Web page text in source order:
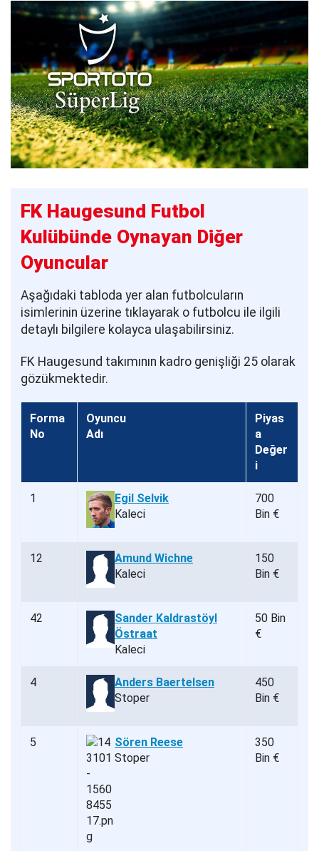
FK Haugesund Futbol
Kulübünde Oynayan Diğer
Oyuncular
Aşağıdaki tabloda yer alan futbolcuların
isimlerinin üzerine tıklayarak o futbolcu ile ilgili
detaylı bilgilere kolayca ulaşabilirsiniz.
FK Haugesund takımının kadro genişliği 25 olarak
gözükmektedir.
Forma
No
Oyuncu
Adı
Piyas
a
Değer
i
1
Egil Selvik
Kaleci
700
Bin €
12
Amund Wichne
Kaleci
150
Bin €
42
Sander Kaldrastöyl
Östraat
Kaleci
50 Bin
€
4
Anders Baertelsen
Stoper
450
Bin €
5
Sören Reese
Stoper
350
Bin €